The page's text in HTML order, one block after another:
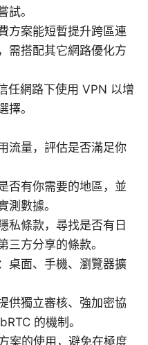
試。
方案能短暫提升跨區連
需搭配其它網路優化方
任網路下使用 VPN 以增
擇。
流量，評估是否滿足你
否有你需要的地區，並
測數據。
私條款，尋找是否有日
三方分享的條款。
桌面、手機、瀏覽器擴
供獨立審核、強加密協
的機制。
案的使用，避免在極度